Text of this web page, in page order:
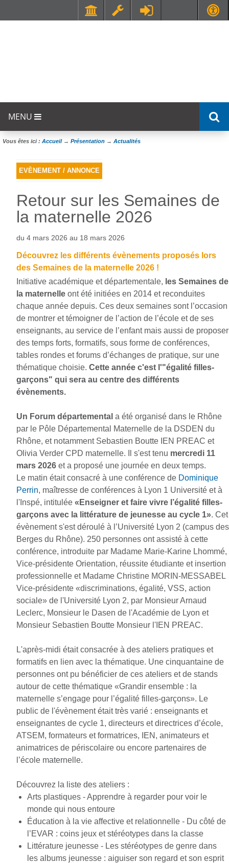
MENU
Vous êtes ici : Accueil→ Présentation → Actualités
EVÈNEMENT / ANNONCE
Retour sur les Semaines de
la maternelle 2026
du 4 mars 2026 au 18 mars 2026
Découvrez les différents évènements proposés lors
des Semaines de la maternelle 2026 !
Initiative académique et départementale, les Semaines de
la maternelle ont été initiées en 2014 et reconduites
chaque année depuis. Ces deux semaines sont l’occasion
de montrer et témoigner de l’action de l’école et de ses
enseignants, au service de l’enfant mais aussi de proposer
des temps forts, formatifs, sous forme de conférences,
tables rondes et forums d’échanges de pratique, sur une
thématique choisie. Cette année c'est l'"égalité filles-
garçons" qui sera au centre des différents
évènements.
Un Forum départemental a été organisé dans le Rhône
par le Pôle Départemental Maternelle de la DSDEN du
Rhône, et notamment Sebastien Boutte IEN PREAC et
Olivia Verder CPD maternelle. Il s'est tenu mercredi 11
mars 2026 et a proposé une journée en deux temps.
Le matin était consacré à une conférence de Dominique
Perrin, maîtresse de conférences à Lyon 1 Université et à
l'Inspé, intitulée «Enseigner et faire vivre l’égalité filles-
garçons avec la littérature de jeunesse au cycle 1». Cet
évènement s'est déroulé à l’Université Lyon 2 (campus des
Berges du Rhône). ​​​​​250 personnes ont assisté à cette
conférence, introduite par Madame Marie-Karine Lhommé,
Vice-présidente Orientation, réussite étudiante et insertion
professionnelle et Madame Christine MORIN-MESSABEL
Vice-présidente «discriminations, égalité, VSS, action
sociale» de l'Université Lyon 2, par Monsieur Arnaud
Leclerc, Monsieur le Dasen de l'Académie de Lyon et
Monsieur Sebastien Boutte Monsieur l'IEN PREAC.
L'après-midi était consacrée à des ateliers pratiques et
formatifs en lien avec la thématique. Une cinquantaine de
personnes ont pu bénéficier de ces ateliers et de stands
autour de cette thématique «Grandir ensemble : la
maternelle s’engage pour l’égalité filles-garçons». Le
public de l'évènement était très varié : enseignants et
enseignantes de cycle 1, directeurs et directrices d’école,
ATSEM, formateurs et formatrices, IEN, animateurs et
animatrices de périscolaire ou encore partenaires de
l’école maternelle.
Découvrez la liste des ateliers :
Arts plastiques - Apprendre à regarder pour voir le
monde qui nous entoure
Éducation à la vie affective et relationnelle - Du côté de
l’EVAR : coins jeux et stéréotypes dans la classe
Littérature jeunesse - Les stéréotypes de genre dans
les albums jeunesse : aiguiser son regard et son esprit